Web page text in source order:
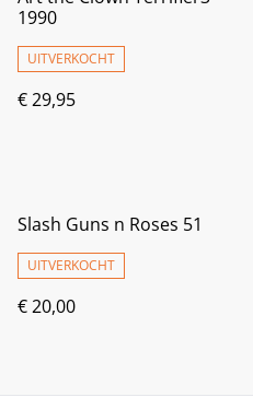
1990
UITVERKOCHT
€ 29,95
Slash Guns n Roses 51
UITVERKOCHT
€ 20,00